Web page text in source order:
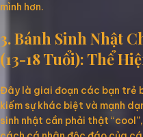
mình hơn.
3. Bánh Sinh Nhật
(13-18 Tuổi): Thể
Đây là giai đoạn các bạn trẻ
kiếm sự khác biệt và mạnh
sinh nhật cần phải thật